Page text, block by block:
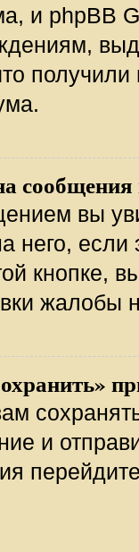
и phpBB
сообщения
вы
него,
кнопке,
жалобы
и